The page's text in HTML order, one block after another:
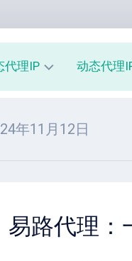
代理IP 动态代理
态
态
手
年11月12日
易路代理：